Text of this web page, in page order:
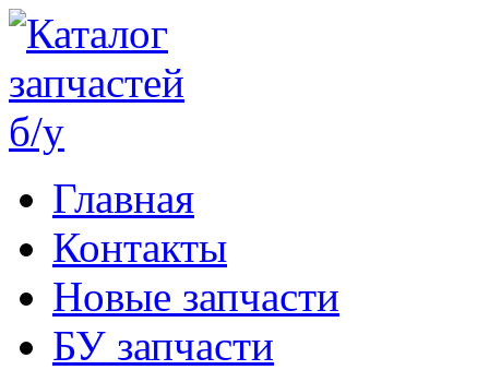
Главная
Контакты
Новые запчасти
БУ запчасти